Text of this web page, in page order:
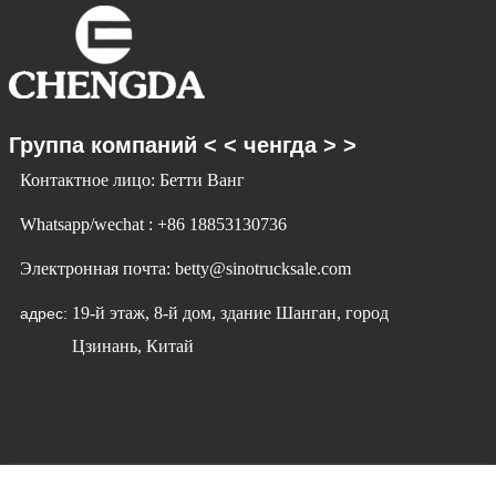
Группа компаний < < ченгда > >
Контактное лицо: Бетти Ванг
Whatsapp/wechat : +86 18853130736
Электронная почта: betty@sinotrucksale.com
адрес: 19-й этаж, 8-й дом, здание Шанган, город
Цзинань, Китай